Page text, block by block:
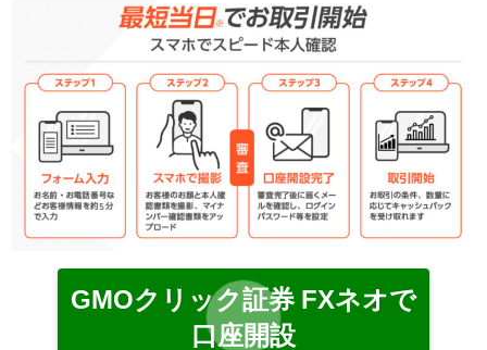
GMOクリック証券 FXネオで
口座開設